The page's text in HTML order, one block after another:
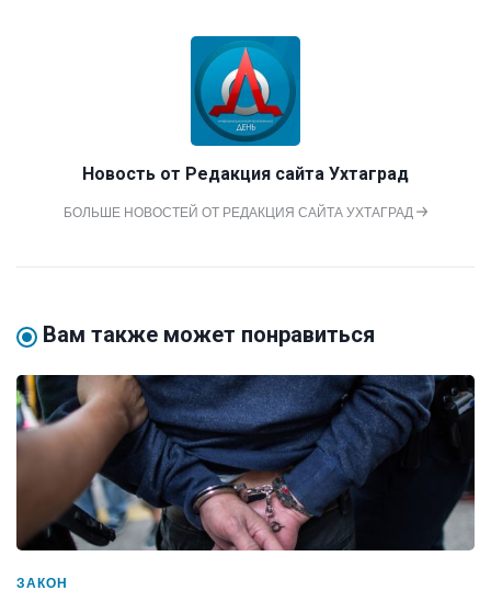
Новость от Редакция сайта Ухтаград
БОЛЬШЕ НОВОСТЕЙ ОТ РЕДАКЦИЯ САЙТА УХТАГРАД
Вам также может понравиться
ЗАКОН